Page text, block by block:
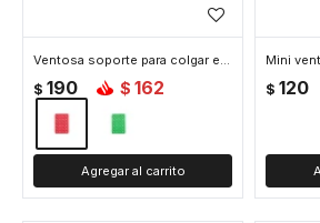
Ventosa soporte para colgar el celular - Rojo
$ 190 $ 162 $ 120